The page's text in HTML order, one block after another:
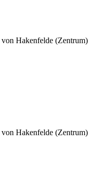
von Hakenfelde (Zentrum)
von Hakenfelde (Zentrum)